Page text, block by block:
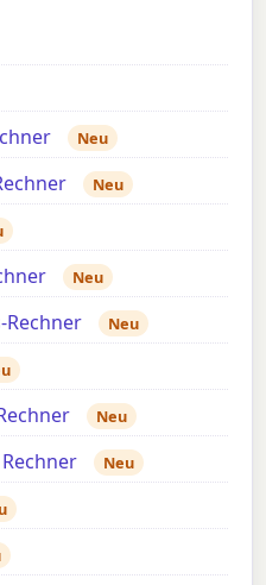
Neu
Neu
Neu
Neu
Neu
Neu